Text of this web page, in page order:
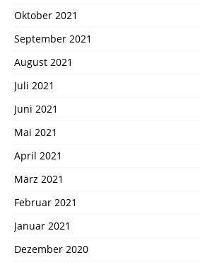
Oktober 2021
September 2021
August 2021
Juli 2021
Juni 2021
Mai 2021
April 2021
März 2021
Februar 2021
Januar 2021
Dezember 2020